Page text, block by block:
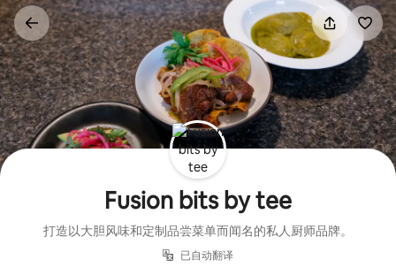
跳
至
内
容
Fusion bits by tee
打造以大胆风味和定制品尝菜单而闻名的私人厨师品牌。
已自动翻译